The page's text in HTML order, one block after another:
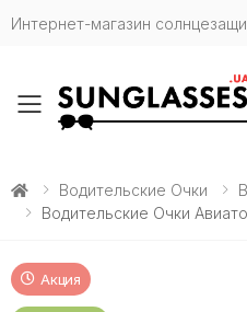
Интернет-магазин
Toggle mobile
Водительские Очки
Водительские Очки
Акция